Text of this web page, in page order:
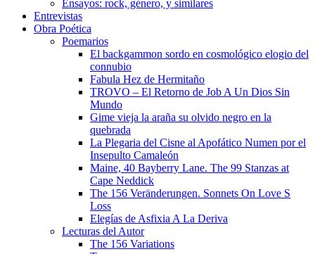
Ensayos: rock, género, y similares
Entrevistas
Obra Poética
Poemarios
El backgammon sordo en cosmológico elogio del
connubio
Fabula Hez de Hermitaño
TROVO – El Retorno de Job A Un Dios Sin
Mundo
Gime vieja la araña su olvido negro en la
quebrada
La Plegaria del Cisne al Apofático Numen por el
Insepulto Camaleón
Maine, 40 Bayberry Lane. The 99 Stanzas at
Cape Neddick
The 156 Veränderungen. Sonnets On Love S
Loss
Elegías de Asfixia A La Deriva
Lecturas del Autor
The 156 Variations